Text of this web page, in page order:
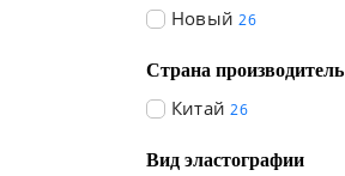
Новый 26
Страна производитель
Китай 26
Вид эластографии